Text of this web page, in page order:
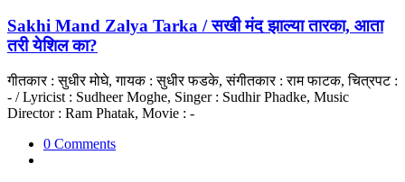
Sakhi Mand Zalya Tarka / सखी मंद झाल्या तारका, आता
तरी येशिल का?
गीतकार : सुधीर मोघे, गायक : सुधीर फडके, संगीतकार : राम फाटक, चित्रपट :
- / Lyricist : Sudheer Moghe, Singer : Sudhir Phadke, Music
Director : Ram Phatak, Movie : -
0 Comments